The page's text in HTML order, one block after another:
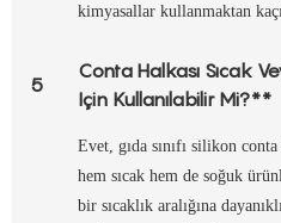
kimyasallar kullanmaktan
5
Conta Halkası Sıcak
Için Kullanılabilir Mi?**
Evet, gıda sınıfı silikon
hem sıcak hem de soğuk
bir sıcaklık aralığına